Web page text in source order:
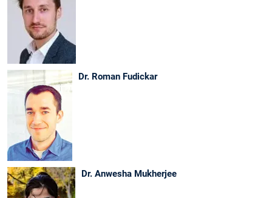
Dr. Roman Fudickar
Dr. Anwesha Mukherjee